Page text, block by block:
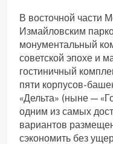
В восточной части
Измайловским
монументальный
советской эпохе и
гостиничный
пяти корпусов-
«Дельта» (ныне —
одним из самых
вариантов
сэкономить без